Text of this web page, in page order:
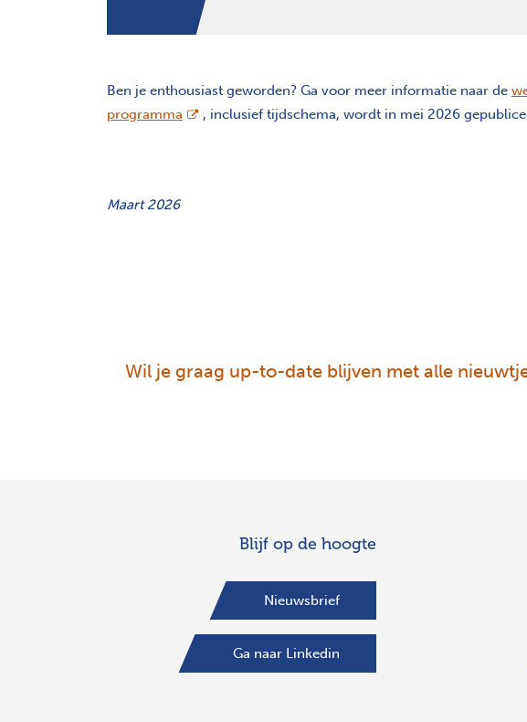
Ben je enthousiast geworden? Ga voor meer informatie naar de
programma opent nieuw scherm
, inclusief tijdschema, wordt in mei 2026
Maart 2026
Wil je graag up-to-date blijven met alle
Blijf op de hoogte
Nieuwsbrief
Ga naar Linkedin